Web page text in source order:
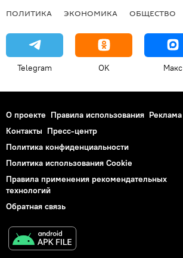
ПОЛИТИКА ЭКОНОМИКА ОБЩЕСТВО
Telegram OK Макс
О проекте Правила использования Реклама
Контакты Пресс-центр
Политика конфиденциальности
Политика использования Cookie
Правила применения рекомендательных
технологий
Обратная связь